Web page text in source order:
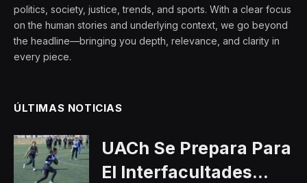
politics, society, justice, trends, and sports. With a clear focus
on the human stories and underlying context, we go beyond
the headline—bringing you depth, relevance, and clarity in
every piece.
ÚLTIMAS NOTICIAS
UACh Se Prepara Para
El Interfacultades